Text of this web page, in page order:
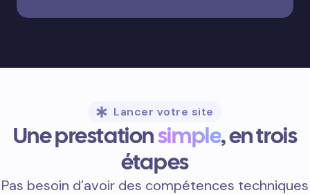
Lancer votre site
Une prestationsimple, en trois
étapes
Pas besoin d’avoir des compétences techniques